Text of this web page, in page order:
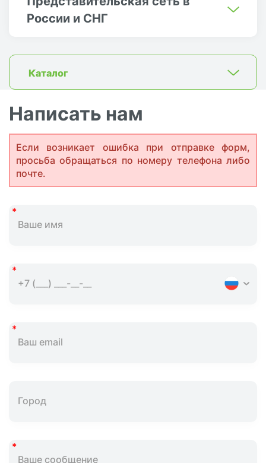
России и СНГ
Каталог
Написать нам
Если возникает ошибка при отправке форм,
просьба обращаться по номеру телефона либо
почте.